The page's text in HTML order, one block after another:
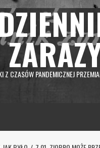
Z CZASÓW PANDEMICZNEJ